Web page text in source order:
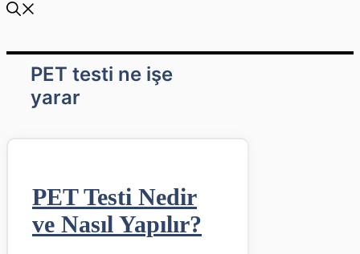
PET testi ne işe
yarar
PET Testi Nedir
ve Nasıl Yapılır?